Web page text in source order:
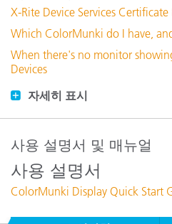
X-Rite Device Services
Which ColorMunki do I have,
When there's no monitor
Devices
자세히 표시
사용 설명서 및 매뉴얼
사용 설명서
ColorMunki Display Quick Start